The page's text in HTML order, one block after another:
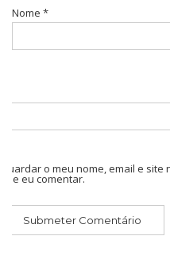
Nome *
Guardar o meu nome, email e
que eu comentar.